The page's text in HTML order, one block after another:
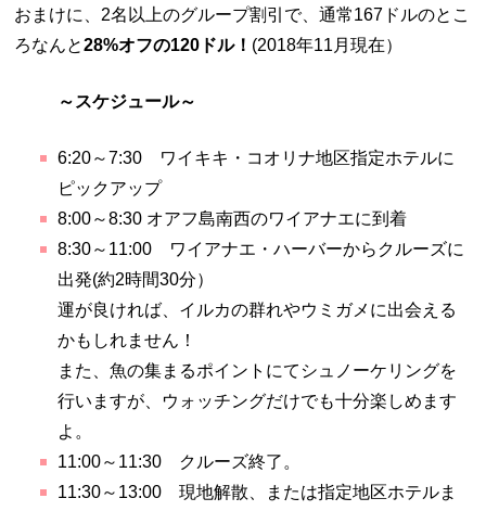
おまけに、2名以上のグループ割引で、通常167ドルのとこ
ろなんと28%オフの120ドル！ (2018年11月現在）
～スケジュール～
6:20～7:30 ワイキキ・コオリナ地区指定ホテルに
ピックアップ
8:00～8:30 オアフ島南西のワイアナエに到着
8:30～11:00 ワイアナエ・ハーバーからクルーズに
出発(約2時間30分）
運が良ければ、イルカの群れやウミガメに出会える
かもしれません！
また、魚の集まるポイントにてシュノーケリングを
行いますが、ウォッチングだけでも十分楽しめます
よ。
11:00～11:30 クルーズ終了。
11:30～13:00 現地解散、または指定地区ホテルま